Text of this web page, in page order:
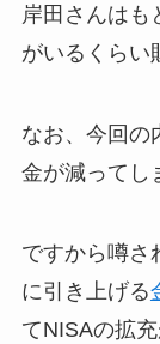
岸田さんはも
がいるくらい
なお、今回の
金が減ってし
ですから噂さ
に引き上げる
てNISAの拡